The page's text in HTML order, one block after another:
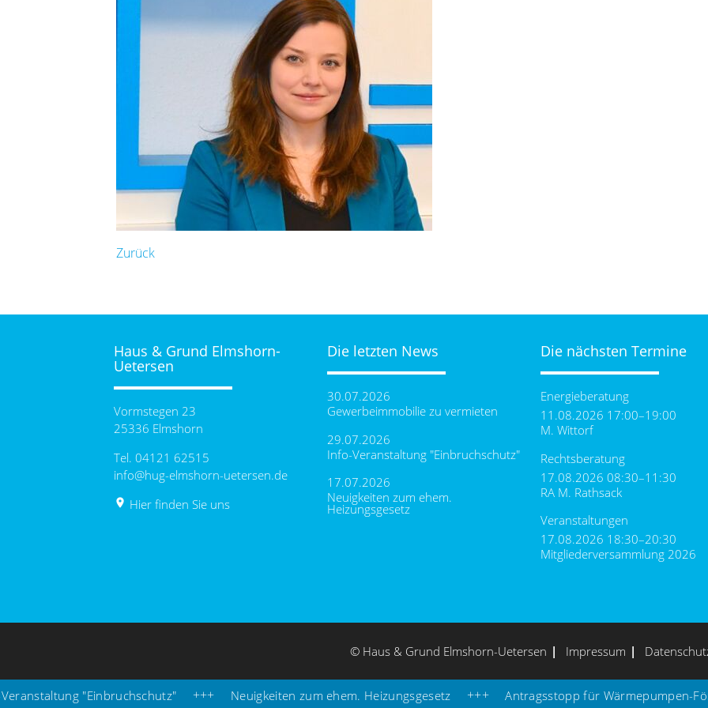
Zurück
Haus & Grund Elmshorn-
Uetersen
Vormstegen 23
25336 Elmshorn
Tel. 04121 62515
info@hug-elmshorn-uetersen.de
place Hier finden Sie uns
Die letzten News
30.07.2026
Gewerbeimmobilie zu vermieten
29.07.2026
Info-Veranstaltung "Einbruchschutz"
17.07.2026
Neuigkeiten zum ehem.
Heizungsgesetz
Die nächsten Termine
Energieberatung
11.08.2026 17:00–19:00
M. Wittorf
Rechtsberatung
17.08.2026 08:30–11:30
RA M. Rathsack
Veranstaltungen
17.08.2026 18:30–20:30
Mitgliederversammlung 2026
© Haus & Grund Elmshorn-Uetersen Impressum
"Einbruchschutz" Neuigkeiten zum ehem. Heizungsgesetz Antragsstopp für Wärmepumpen-